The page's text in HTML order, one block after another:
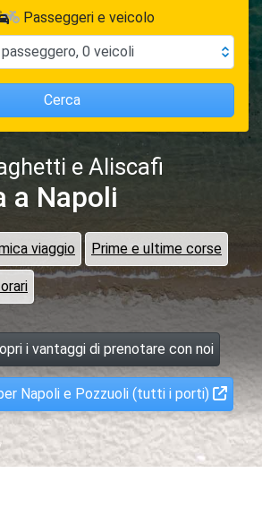
e Aliscafi
a Napoli
viaggio Prime e ultime corse
i vantaggi di prenotare con noi
Napoli e Pozzuoli (tutti i porti)
Passeggeri e veicolo
passeggero, 0 veicoli
Cerca